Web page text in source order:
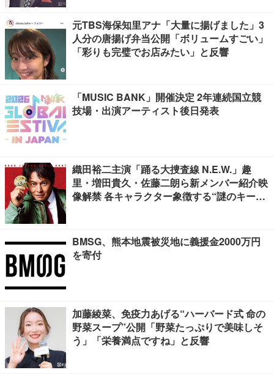
元TBS海保知里アナ「大量に揚げました」3
人分の唐揚げ弁当公開「ボリュームすごい」
「彩りも完璧でお店みたい」と反響
「MUSIC BANK」開催決定 2年連続国立競
技場・出演アーティスト後日発表
織田裕二主演「踊る大捜査線 N.E.W.」趣
里・増田貴久・佐藤二朗ら新メンバー紹介映
像解禁 各キャラクター象徴する“謎のキーワ
BMSG、熊本地震被災地に義援金2000万円
を寄付
加藤綾菜、免疫力あげる“ハーバード式 命の
野菜スープ”公開「野菜たっぷりで美味しそ
う」「栄養満点ですね」と反響